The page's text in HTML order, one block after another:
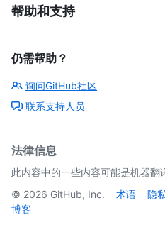
帮助和支持
仍需帮助？
询问GitHub社区
联系支持人员
法律信息
此内容中的一些内容可能是机器翻
© 2026 GitHub, Inc. 术语 隐
博客